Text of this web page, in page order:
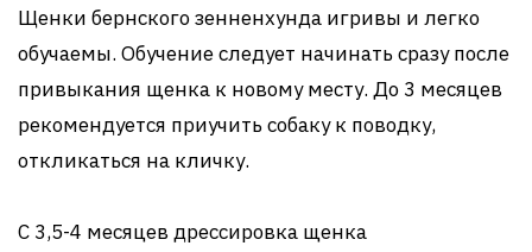
Щенки бернского зенненхунда игривы и легко
обучаемы. Обучение следует начинать сразу после
привыкания щенка к новому месту. До 3 месяцев
рекомендуется приучить собаку к поводку,
откликаться на кличку.
С 3,5-4 месяцев дрессировка щенка